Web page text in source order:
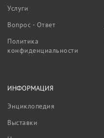
Услуги
Вопрос - Ответ
Политика
конфиденциальности
ИНФОРМАЦИЯ
Энциклопедия
Выставки